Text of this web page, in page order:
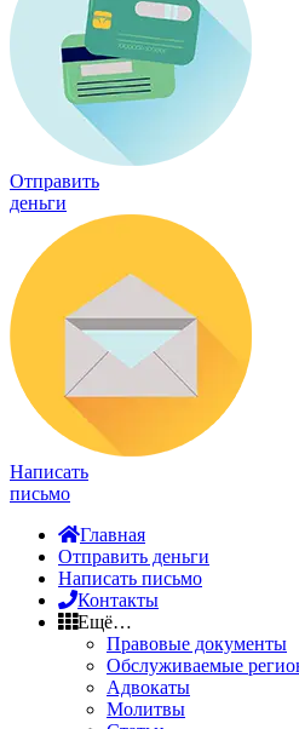
Отправить
деньги
Написать
письмо
Главная
Отправить деньги
Написать письмо
Контакты
Ещё…
Правовые документы
Обслуживаемые
Адвокаты
Молитвы